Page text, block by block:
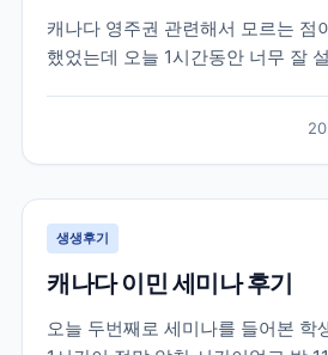
캐나다 영주권 관련해서 모르는 점
했었는데 오늘 1시간동안 너무 잘
생생후기
캐나다 이민 세미나 후기
오늘 두번째로 세미나를 들어본 학